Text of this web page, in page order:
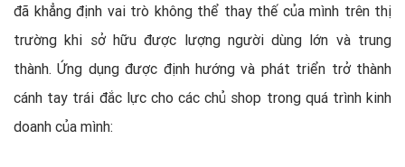
đã khẳng định vai trò không thể thay thế của mình trên thị
trường khi sở hữu được lượng người dùng lớn và trung
thành. Ứng dụng được định hướng và phát triển trở thành
cánh tay trái đắc lực cho các chủ shop trong quá trình kinh
doanh của mình: